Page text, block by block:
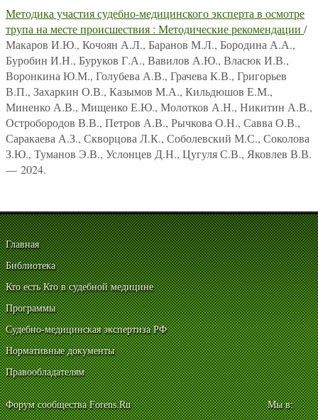
Методика участия судебно-медицинского эксперта в осмотре
трупа на месте происшествия : Методические рекомендации /
Макаров И.Ю., Кочоян А.Л., Баранов М.Л., Бородина А.А.,
Буробин И.Н., Буруков Г.А., Вавилов А.Ю., Власюк И.В.,
Воронкина Ю.М., Голубева А.В., Грачева К.В., Григорьев
В.П., Захаркин О.В., Казымов М.А., Кильдюшов Е.М.,
Миненко А.В., Мищенко Е.Ю., Молотков А.Н., Никитин А.В.,
Остробородов В.В., Петров А.В., Рычкова О.Н., Савва О.В.,
Саракаева А.З., Скворцова Л.К., Соболевский М.С., Соколова
З.Ю., Туманов Э.В., Услонцев Д.Н., Цугуля С.В., Яковлев В.В.
— 2024.
Главная
Библиотека
Кто есть Кто в судебной медицине
Программы
Судебно-медицинская экспертиза РФ
Нормативные документы
Правообладателям
Форум сообщества Forens.Ru Мы в: